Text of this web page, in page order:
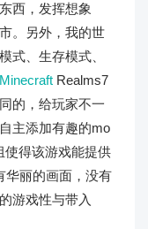
西，发挥想象
。另外，我的世
式、生存模式、
Minecraft Realms7
的，给玩家不一
主添加有趣的mo
使得该游戏能提供
华丽的画面，没有
游戏性与带入